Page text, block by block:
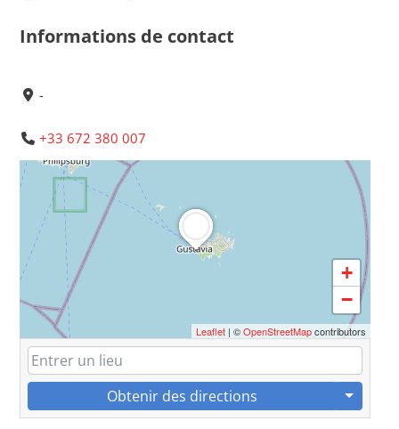
Informations de contact
-
+33 672 380 007
+
−
Leaflet| ©OpenStreetMapcontributors
Obtenir des directions